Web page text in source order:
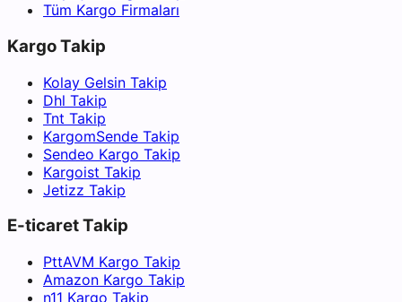
Tüm Kargo Firmaları
Kargo Takip
Kolay Gelsin Takip
Dhl Takip
Tnt Takip
KargomSende Takip
Sendeo Kargo Takip
Kargoist Takip
Jetizz Takip
E-ticaret Takip
PttAVM Kargo Takip
Amazon Kargo Takip
n11 Kargo Takip